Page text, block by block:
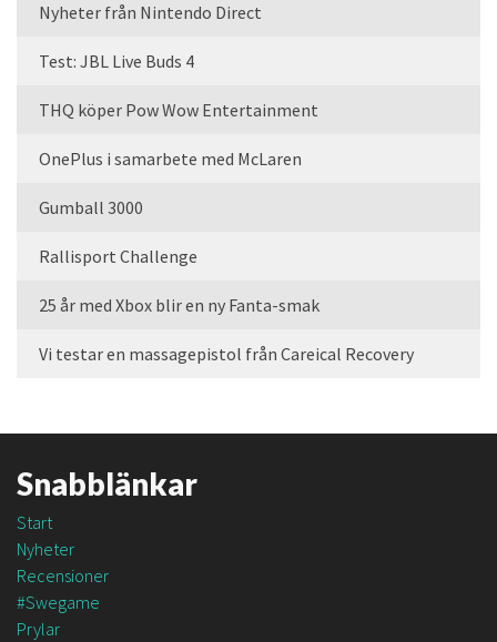
Nyheter från Nintendo Direct
Test: JBL Live Buds 4
THQ köper Pow Wow Entertainment
OnePlus i samarbete med McLaren
Gumball 3000
Rallisport Challenge
25 år med Xbox blir en ny Fanta-smak
Vi testar en massagepistol från Careical Recovery
Snabblänkar
Start
Nyheter
Recensioner
#Swegame
Prylar